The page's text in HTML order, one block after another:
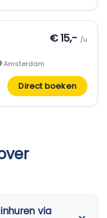
€ 15,- /u
Amsterdam
Direct boeken
via